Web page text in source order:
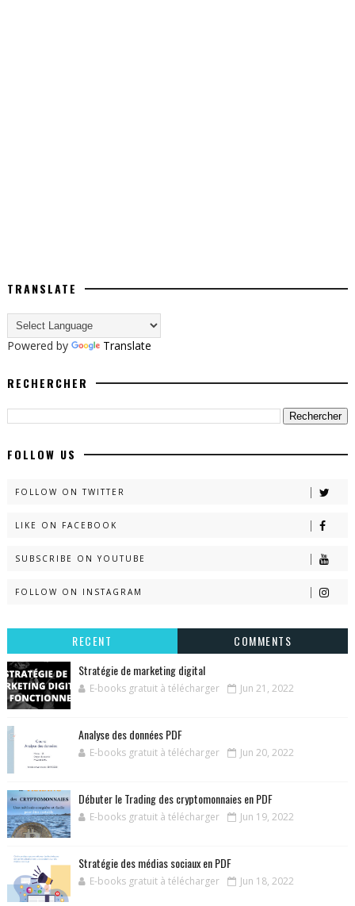
TRANSLATE
Powered by Translate
RECHERCHER
FOLLOW US
FOLLOW ON TWITTER
LIKE ON FACEBOOK
SUBSCRIBE ON YOUTUBE
FOLLOW ON INSTAGRAM
RECENT
COMMENTS
Stratégie de marketing digital
E-books gratuit à télécharger Jun 21, 2022
Analyse des données PDF
E-books gratuit à télécharger Jun 20, 2022
Débuter le Trading des cryptomonnaies en PDF
E-books gratuit à télécharger Jun 19, 2022
Stratégie des médias sociaux en PDF
E-books gratuit à télécharger Jun 18, 2022